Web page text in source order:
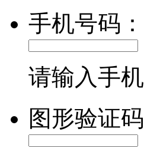
手机号码：
请输入手
图形验证码